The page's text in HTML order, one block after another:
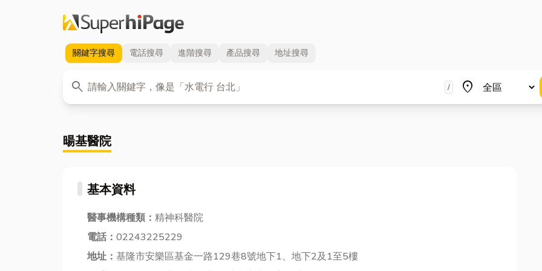
關鍵字搜尋 電話搜尋 進階搜尋 產品搜尋 地址搜尋
search
關鍵字 / place
地區
暘基醫院
基本資料
醫事機構種類： 精神科醫院
電話： 02243225229
地址： 基隆市安樂區基金一路129巷8號地下1、地下2及1至5樓